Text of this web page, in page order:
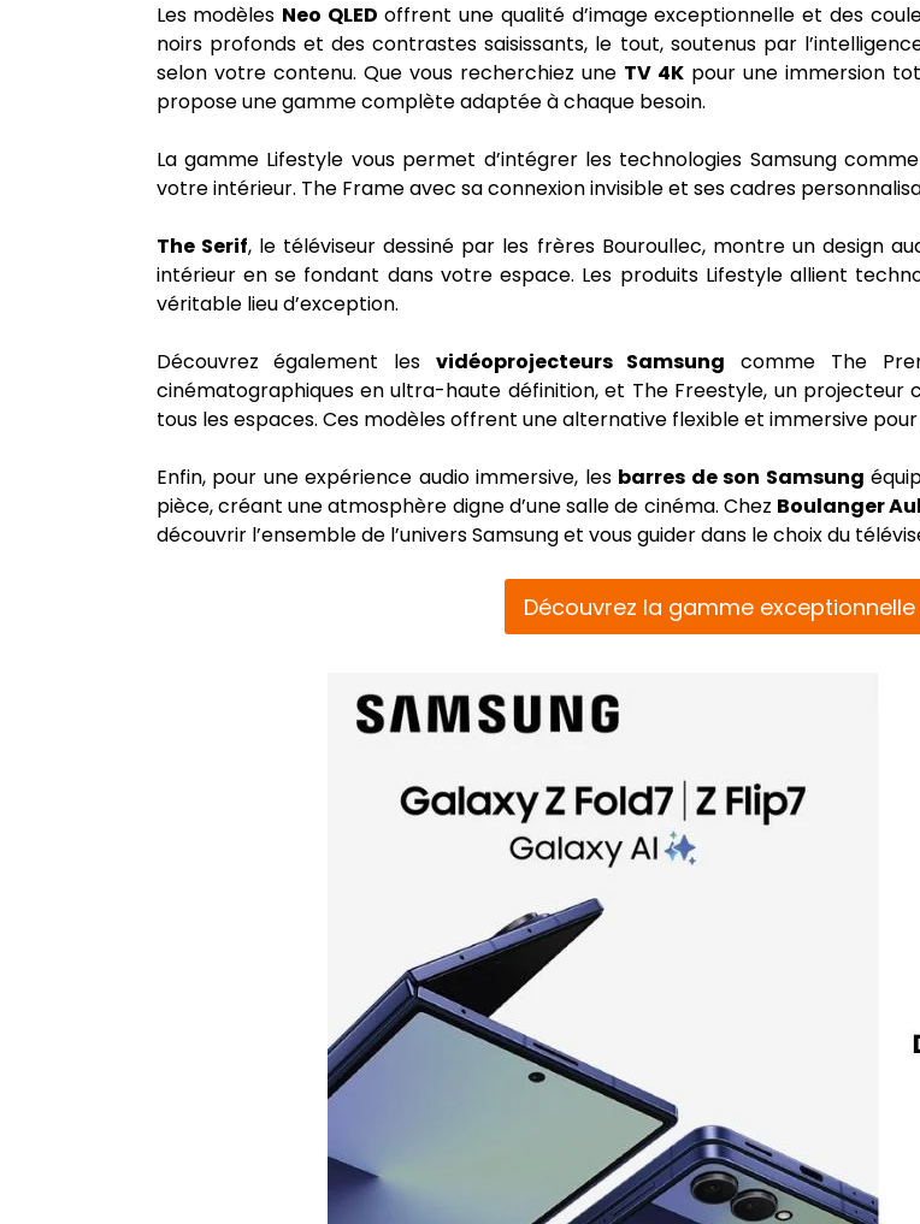
Les modèles Neo QLED offrent une qualité d’image exceptionnelle et des
noirs profonds et des contrastes saisissants, le tout, soutenus par
selon votre contenu. Que vous recherchiez une TV 4Kpour une immersion
propose une gamme complète adaptée à chaque besoin.
La gamme Lifestyle vous permet d’intégrer les technologies Samsung
votre intérieur. The Frame avec sa connexion invisible et ses cadres
The Serif, le téléviseur dessiné par les frères Bouroullec, montre un design
intérieur en se fondant dans votre espace. Les produits Lifestyle allient
véritable lieu d’exception.
Découvrez également les vidéoprojecteurs Samsung comme The
cinématographiques en ultra-haute définition, et The Freestyle, un
tous les espaces. Ces modèles offrent une alternative flexible et immersive
Enfin, pour une expérience audio immersive, les barres de son Samsung
pièce, créant une atmosphère digne d’une salle de cinéma. Chez Boulanger
découvrir l’ensemble de l’univers Samsung et vous guider dans le choix du
Découvrez la gamme exceptionnelle